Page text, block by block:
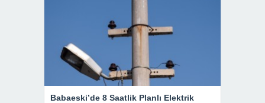
Babaeski’de 8 Saatlik Planlı Elektrik